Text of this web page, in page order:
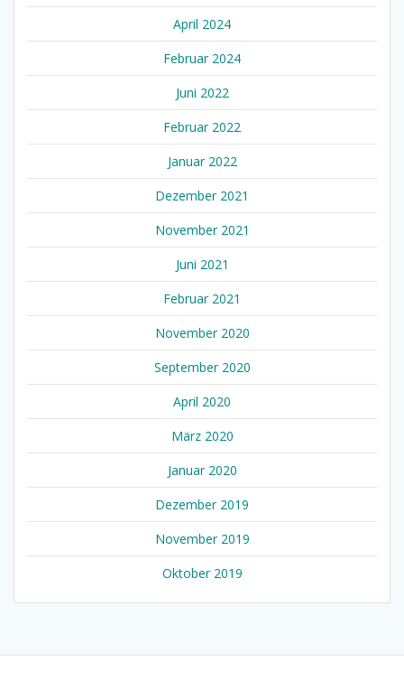
April 2024
Februar 2024
Juni 2022
Februar 2022
Januar 2022
Dezember 2021
November 2021
Juni 2021
Februar 2021
November 2020
September 2020
April 2020
März 2020
Januar 2020
Dezember 2019
November 2019
Oktober 2019